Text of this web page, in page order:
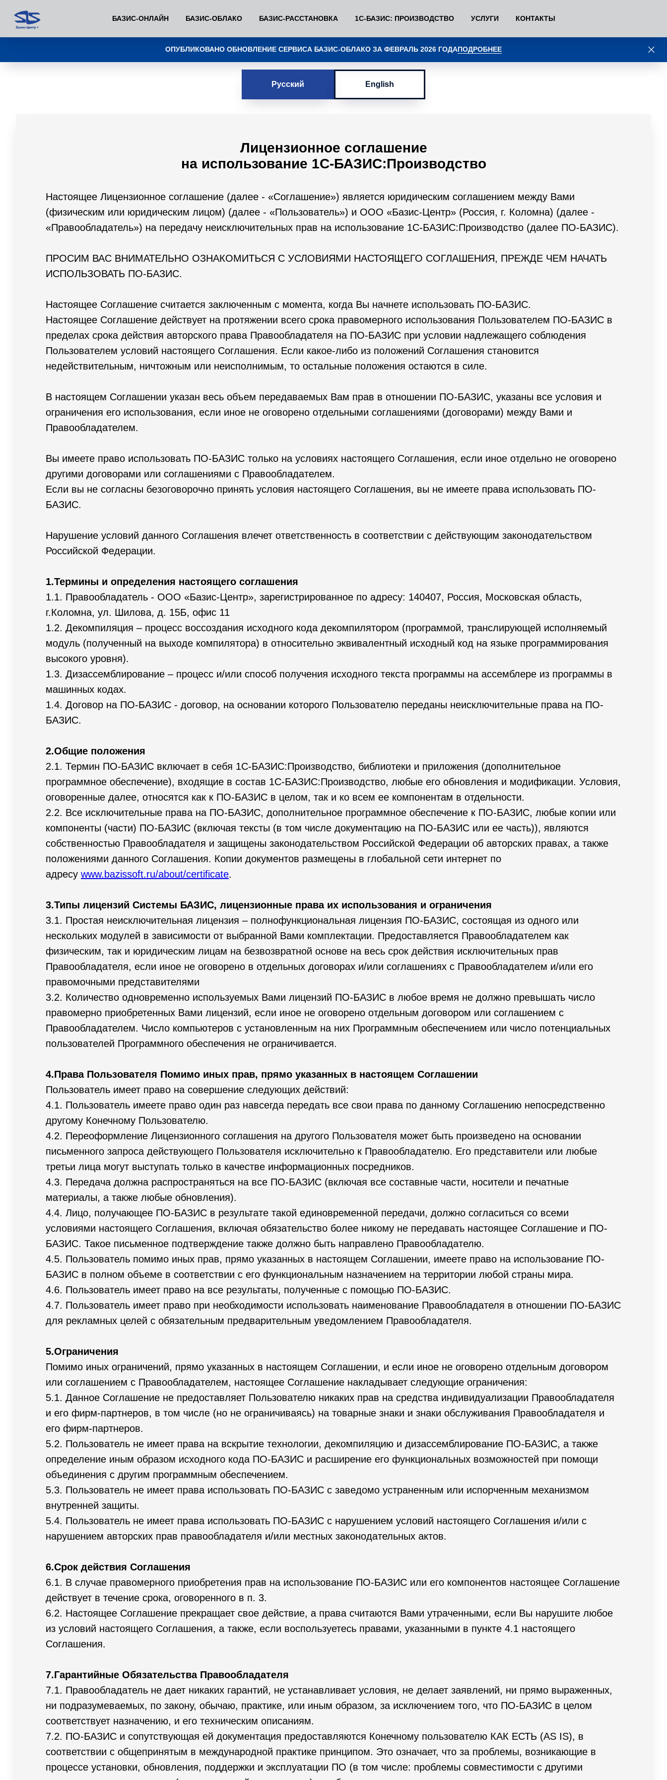
БАЗИС-ОНЛАЙН БАЗИС-ОБЛАКО БАЗИС-РАССТАНОВКА 1С-БАЗИС: ПРОИЗВОДСТВО УСЛУГИ КОНТАКТЫ
ОПУБЛИКОВАНО ОБНОВЛЕНИЕ СЕРВИСА БАЗИС-ОБЛАКО ЗА ФЕВРАЛЬ 2026 ГОДАПОДРОБНЕЕ
Русский English
Лицензионное соглашение
на использование 1С-БАЗИС:Производство
Настоящее Лицензионное соглашение (далее - «Соглашение») является юридическим соглашением между Вами
(физическим или юридическим лицом) (далее - «Пользователь») и ООО «Базис-Центр» (Россия, г. Коломна) (далее -
«Правообладатель») на передачу неисключительных прав на использование 1С-БАЗИС:Производство (далее ПО-БАЗИС).
ПРОСИМ ВАС ВНИМАТЕЛЬНО ОЗНАКОМИТЬСЯ С УСЛОВИЯМИ НАСТОЯЩЕГО СОГЛАШЕНИЯ, ПРЕЖДЕ ЧЕМ НАЧАТЬ
ИСПОЛЬЗОВАТЬ ПО-БАЗИС.
Настоящее Соглашение считается заключенным с момента, когда Вы начнете использовать ПО-БАЗИС.
Настоящее Соглашение действует на протяжении всего срока правомерного использования Пользователем ПО-БАЗИС в
пределах срока действия авторского права Правообладателя на ПО-БАЗИС при условии надлежащего соблюдения
Пользователем условий настоящего Соглашения. Если какое-либо из положений Соглашения становится
недействительным, ничтожным или неисполнимым, то остальные положения остаются в силе.
В настоящем Соглашении указан весь объем передаваемых Вам прав в отношении ПО-БАЗИС, указаны все условия и
ограничения его использования, если иное не оговорено отдельными соглашениями (договорами) между Вами и
Правообладателем.
Вы имеете право использовать ПО-БАЗИС только на условиях настоящего Соглашения, если иное отдельно не оговорено
другими договорами или соглашениями с Правообладателем.
Если вы не согласны безоговорочно принять условия настоящего Соглашения, вы не имеете права использовать ПО-
БАЗИС.
Нарушение условий данного Соглашения влечет ответственность в соответствии с действующим законодательством
Российской Федерации.
1.Термины и определения настоящего соглашения
1.1. Правообладатель - ООО «Базис-Центр», зарегистрированное по адресу: 140407, Россия, Московская область,
г.Коломна, ул. Шилова, д. 15Б, офис 11
1.2. Декомпиляция – процесс воссоздания исходного кода декомпилятором (программой, транслирующей исполняемый
модуль (полученный на выходе компилятора) в относительно эквивалентный исходный код на языке программирования
высокого уровня).
1.3. Дизассемблирование – процесс и/или способ получения исходного текста программы на ассемблере из программы в
машинных кодах.
1.4. Договор на ПО-БАЗИС - договор, на основании которого Пользователю переданы неисключительные права на ПО-
БАЗИС.
2.Общие положения
2.1. Термин ПО-БАЗИС включает в себя 1С-БАЗИС:Производство, библиотеки и приложения (дополнительное
программное обеспечение), входящие в состав 1С-БАЗИС:Производство, любые его обновления и модификации. Условия,
оговоренные далее, относятся как к ПО-БАЗИС в целом, так и ко всем ее компонентам в отдельности.
2.2. Все исключительные права на ПО-БАЗИС, дополнительное программное обеспечение к ПО-БАЗИС, любые копии или
компоненты (части) ПО-БАЗИС (включая тексты (в том числе документацию на ПО-БАЗИС или ее часть)), являются
собственностью Правообладателя и защищены законодательством Российской Федерации об авторских правах, а также
положениями данного Соглашения. Копии документов размещены в глобальной сети интернет по
адресу www.bazissoft.ru/about/certificate.
3.Типы лицензий Системы БАЗИС, лицензионные права их использования и ограничения
3.1. Простая неисключительная лицензия – полнофункциональная лицензия ПО-БАЗИС, состоящая из одного или
нескольких модулей в зависимости от выбранной Вами комплектации. Предоставляется Правообладателем как
физическим, так и юридическим лицам на безвозвратной основе на весь срок действия исключительных прав
Правообладателя, если иное не оговорено в отдельных договорах и/или соглашениях с Правообладателем и/или его
правомочными представителями
3.2. Количество одновременно используемых Вами лицензий ПО-БАЗИС в любое время не должно превышать число
правомерно приобретенных Вами лицензий, если иное не оговорено отдельным договором или соглашением с
Правообладателем. Число компьютеров с установленным на них Программным обеспечением или число потенциальных
пользователей Программного обеспечения не ограничивается.
4.Права Пользователя Помимо иных прав, прямо указанных в настоящем Соглашении
Пользователь имеет право на совершение следующих действий:
4.1. Пользователь имеете право один раз навсегда передать все свои права по данному Соглашению непосредственно
другому Конечному Пользователю.
4.2. Переоформление Лицензионного соглашения на другого Пользователя может быть произведено на основании
письменного запроса действующего Пользователя исключительно к Правообладателю. Его представители или любые
третьи лица могут выступать только в качестве информационных посредников.
4.3. Передача должна распространяться на все ПО-БАЗИС (включая все составные части, носители и печатные
материалы, а также любые обновления).
4.4. Лицо, получающее ПО-БАЗИС в результате такой единовременной передачи, должно согласиться со всеми
условиями настоящего Соглашения, включая обязательство более никому не передавать настоящее Соглашение и ПО-
БАЗИС. Такое письменное подтверждение также должно быть направлено Правообладателю.
4.5. Пользователь помимо иных прав, прямо указанных в настоящем Соглашении, имеете право на использование ПО-
БАЗИС в полном объеме в соответствии с его функциональным назначением на территории любой страны мира.
4.6. Пользователь имеет право на все результаты, полученные с помощью ПО-БАЗИС.
4.7. Пользователь имеет право при необходимости использовать наименование Правообладателя в отношении ПО-БАЗИС
для рекламных целей с обязательным предварительным уведомлением Правообладателя.
5.Ограничения
Помимо иных ограничений, прямо указанных в настоящем Соглашении, и если иное не оговорено отдельным договором
или соглашением с Правообладателем, настоящее Соглашение накладывает следующие ограничения:
5.1. Данное Соглашение не предоставляет Пользователю никаких прав на средства индивидуализации Правообладателя
и его фирм-партнеров, в том числе (но не ограничиваясь) на товарные знаки и знаки обслуживания Правообладателя и
его фирм-партнеров.
5.2. Пользователь не имеет права на вскрытие технологии, декомпиляцию и дизассемблирование ПО-БАЗИС, а также
определение иным образом исходного кода ПО-БАЗИС и расширение его функциональных возможностей при помощи
объединения с другим программным обеспечением.
5.3. Пользователь не имеет права использовать ПО-БАЗИС с заведомо устраненным или испорченным механизмом
внутренней защиты.
5.4. Пользователь не имеет права использовать ПО-БАЗИС с нарушением условий настоящего Соглашения и/или с
нарушением авторских прав правообладателя и/или местных законодательных актов.
6.Срок действия Соглашения
6.1. В случае правомерного приобретения прав на использование ПО-БАЗИС или его компонентов настоящее Соглашение
действует в течение срока, оговоренного в п. 3.
6.2. Настоящее Соглашение прекращает свое действие, а права считаются Вами утраченными, если Вы нарушите любое
из условий настоящего Соглашения, а также, если воспользуетесь правами, указанными в пункте 4.1 настоящего
Соглашения.
7.Гарантийные Обязательства Правообладателя
7.1. Правообладатель не дает никаких гарантий, не устанавливает условия, не делает заявлений, ни прямо выраженных,
ни подразумеваемых, по закону, обычаю, практике, или иным образом, за исключением того, что ПО-БАЗИС в целом
соответствует назначению, и его техническим описаниям.
7.2. ПО-БАЗИС и сопутствующая ей документация предоставляются Конечному пользователю КАК ЕСТЬ (AS IS), в
соответствии с общепринятым в международной практике принципом. Это означает, что за проблемы, возникающие в
процессе установки, обновления, поддержки и эксплуатации ПО (в том числе: проблемы совместимости с другими